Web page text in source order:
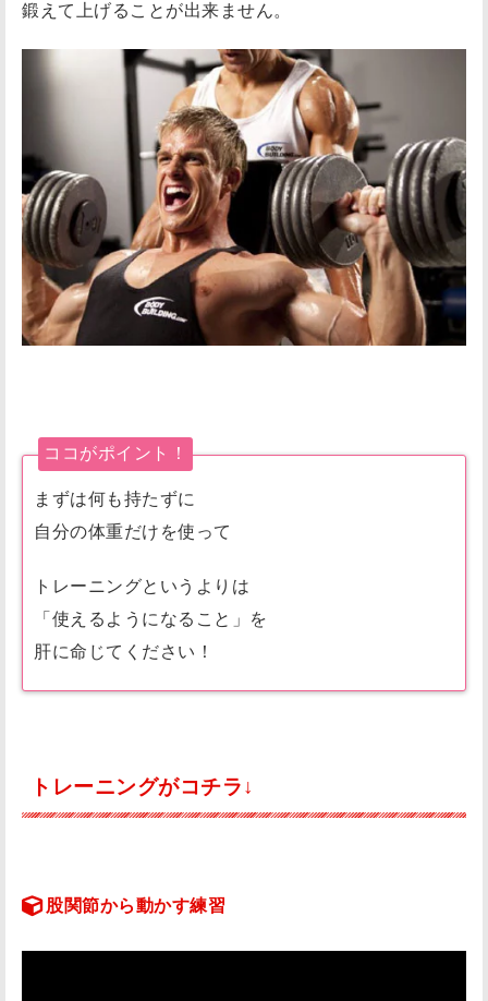
鍛えて上げることが出来ません。
ココがポイント！
まずは何も持たずに
自分の体重だけを使って
トレーニングというよりは
「使えるようになること」を
肝に命じてください！
トレーニングがコチラ↓
股関節から動かす練習